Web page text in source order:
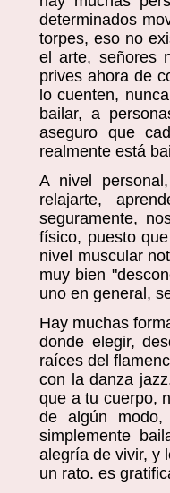
determinados
torpes, eso no
el arte, señores
prives ahora de
lo cuenten,
bailar, a
aseguro que
realmente está
A nivel
relajarte,
seguramente,
físico, puesto
nivel muscular
muy bien
uno en general,
Hay muchas
donde elegir,
raíces del
con la danza
que a tu cuerpo,
de algún
simplemente
alegría de vivir, y
un rato. es